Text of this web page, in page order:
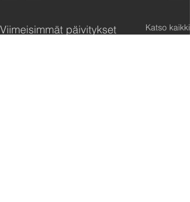
Viimeisimmät päivitykset Katso kaikki